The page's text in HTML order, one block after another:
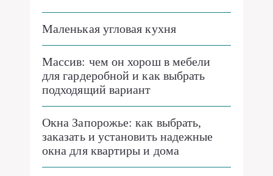
Маленькая угловая кухня
Массив: чем он хорош в мебели
для гардеробной и как выбрать
подходящий вариант
Окна Запорожье: как выбрать,
заказать и установить надежные
окна для квартиры и дома